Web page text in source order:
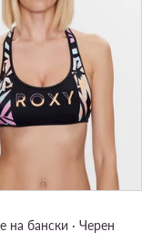
на бански · Черен